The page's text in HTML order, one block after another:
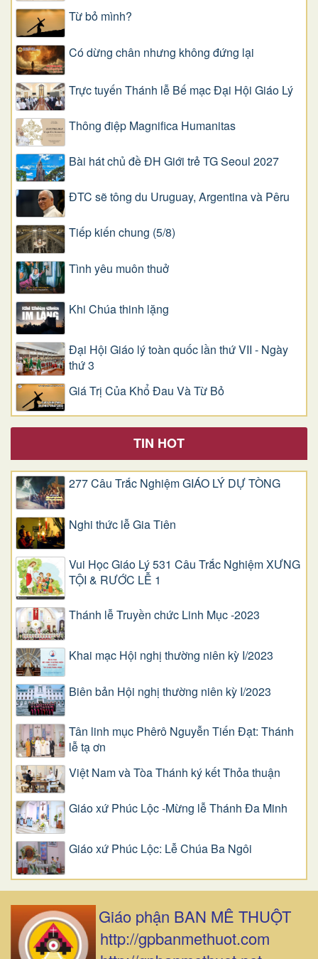
Từ bỏ mình?
Có dừng chân nhưng không đứng lại
Trực tuyến Thánh lễ Bế mạc Đại Hội Giáo Lý
Thông điệp Magnifica Humanitas
Bài hát chủ đề ĐH Giới trẻ TG Seoul 2027
ĐTC sẽ tông du Uruguay, Argentina và Pêru
Tiếp kiến chung (5/8)
Tình yêu muôn thuở
Khi Chúa thinh lặng
Đại Hội Giáo lý toàn quốc lần thứ VII - Ngày
thứ 3
Giá Trị Của Khổ Ðau Và Từ Bỏ
TIN HOT
277 Câu Trắc Nghiệm GIÁO LÝ DỰ TÒNG
Nghi thức lễ Gia Tiên
Vui Học Giáo Lý 531 Câu Trắc Nghiệm XƯNG
TỘI & RƯỚC LỄ 1
Thánh lễ Truyền chức Linh Mục -2023
Khai mạc Hội nghị thường niên kỳ I/2023
Biên bản Hội nghị thường niên kỳ I/2023
Tân linh mục Phêrô Nguyễn Tiến Đạt: Thánh
lễ tạ ơn
Việt Nam và Tòa Thánh ký kết Thỏa thuận
Giáo xứ Phúc Lộc -Mừng lễ Thánh Đa Minh
Giáo xứ Phúc Lộc: Lễ Chúa Ba Ngôi
Giáo phận BAN MÊ THUỘT
http://gpbanmethuot.com